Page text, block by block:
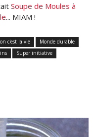
Soupe de Moules à
... MIAM !
c'est la vie
Monde durable
Super initiative